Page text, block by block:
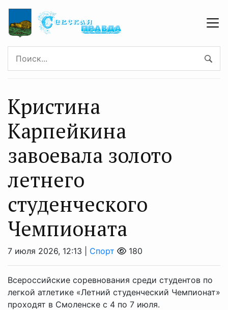
Кристина
Карпейкина
завоевала золото
летнего
студенческого
Чемпионата
7 июля 2026, 12:13 | Спорт 180
Всероссийские соревнования среди студентов по
легкой атлетике «Летний студенческий Чемпионат»
проходят в Смоленске с 4 по 7 июля.